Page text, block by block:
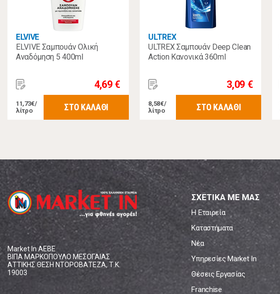
ELVIVE
ELVIVE Σαμπουάν Ολική
Αναδόμηση 5 400ml
4,69 €
11,73€/
λίτρο
ΣΤΟ ΚΑΛΑΘΙ
ULTREX
ULTREX Σαμπουάν Deep Clean
Action Κανονικά 360ml
3,09 €
8,58€/
λίτρο
ΣΤΟ ΚΑΛΑΘΙ
Market In ΑΕΒΕ
ΒΙΠΑ ΜΑΡΚΟΠΟΥΛΟ ΜΕΣΟΓΑΙΑΣ
ΑΤΤΙΚΗΣ ΘΕΣΗ ΝΤΟΡΟΒΑΤΕΖΑ, Τ.Κ.
19003
ΣΧΕΤΙΚΑ ΜΕ ΜΑΣ
Η Εταιρεία
Καταστήματα
Νέα
Υπηρεσίες Market In
Θέσεις Εργασίας
Franchise